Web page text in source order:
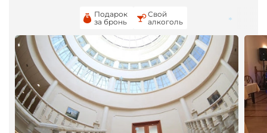
Подарок
за бронь
Свой
алкоголь
*